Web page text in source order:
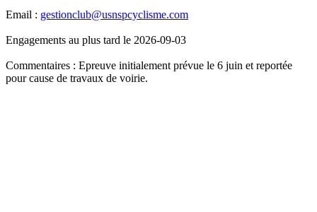
Email : gestionclub@usnspcyclisme.com
Engagements au plus tard le 2026-09-03
Commentaires : Epreuve initialement prévue le 6 juin et reportée
pour cause de travaux de voirie.